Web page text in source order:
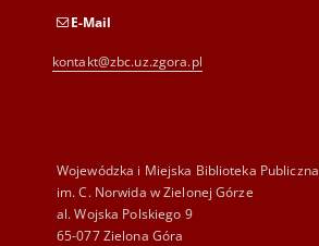
E-Mail
kontakt@zbc.uz.zgora.pl
Wojewódzka i Miejska Biblioteka Publiczna
im. C. Norwida w Zielonej Górze
al. Wojska Polskiego 9
65-077 Zielona Góra